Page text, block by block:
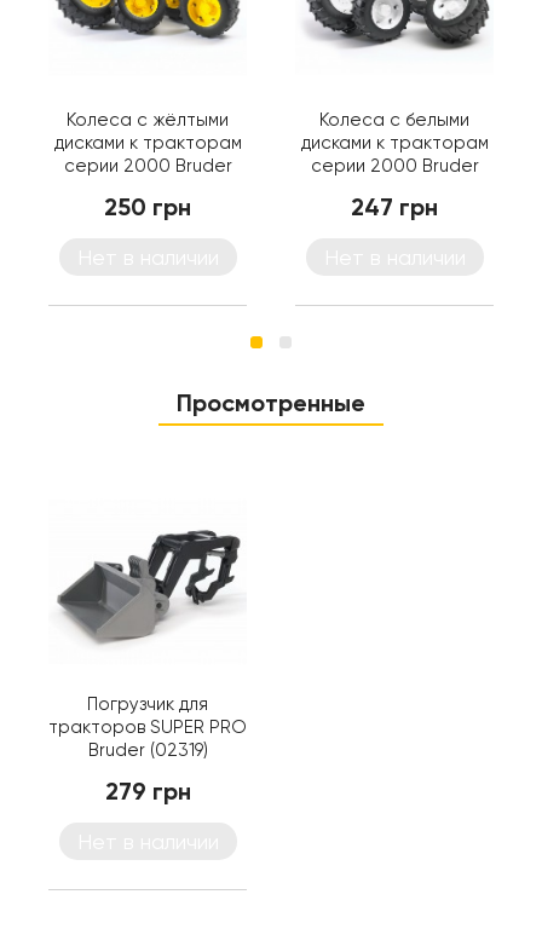
Колеса с жёлтыми
дисками к тракторам
серии 2000 Bruder
250 грн
Колеса с белыми
дисками к тракторам
серии 2000 Bruder
247 грн
Просмотренные
Погрузчик для
тракторов SUPER PRO
Bruder (02319)
279 грн